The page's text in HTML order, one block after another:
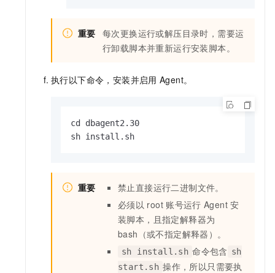
重要 每次更换运行或解压目录时，需要运
行卸载脚本并重新运行安装脚本。
执行以下命令，安装并启用 Agent。
cd dbagent2.30
sh install.sh
重要
禁止直接运行二进制文件。
必须以 root 账号运行 Agent 安
装脚本，且指定解释器为
bash（或不指定解释器）。
sh install.sh 命令包含 sh
start.sh 操作，所以只需要执